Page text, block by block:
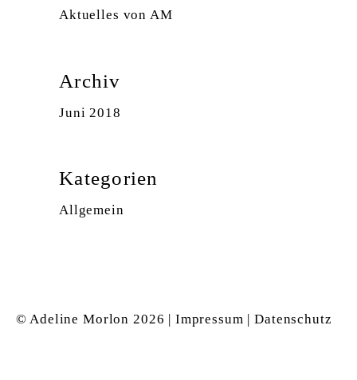
Aktuelles von AM
Archiv
Juni 2018
Kategorien
Allgemein
© Adeline Morlon 2026 | Impressum |Datenschutz